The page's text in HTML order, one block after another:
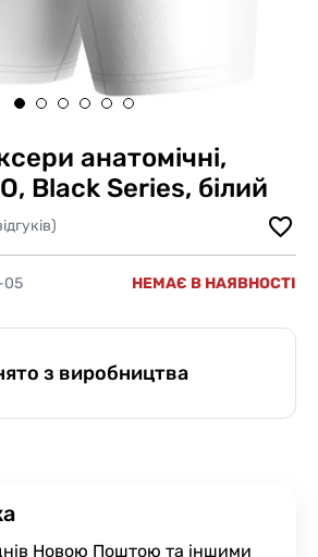
анатомічні,
Black Series, білий
05 НЕМАЄ В НАЯВНОСТІ
з виробництва
Новою Поштою та іншими